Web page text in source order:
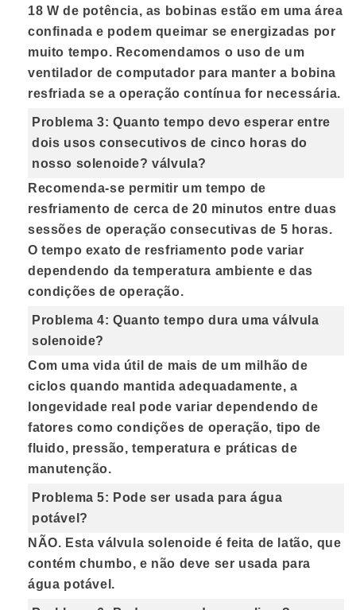
18 W de potência, as bobinas estão em uma área
confinada e podem queimar se energizadas por
muito tempo. Recomendamos o uso de um
ventilador de computador para manter a bobina
resfriada se a operação contínua for necessária.
Problema 3: Quanto tempo devo esperar entre
dois usos consecutivos de cinco horas do
nosso solenoide? válvula?
Recomenda-se permitir um tempo de
resfriamento de cerca de 20 minutos entre duas
sessões de operação consecutivas de 5 horas.
O tempo exato de resfriamento pode variar
dependendo da temperatura ambiente e das
condições de operação.
Problema 4: Quanto tempo dura uma válvula
solenoide?
Com uma vida útil de mais de um milhão de
ciclos quando mantida adequadamente, a
longevidade real pode variar dependendo de
fatores como condições de operação, tipo de
fluido, pressão, temperatura e práticas de
manutenção.
Problema 5: Pode ser usada para água
potável?
NÃO. Esta válvula solenoide é feita de latão, que
contém chumbo, e não deve ser usada para
água potável.